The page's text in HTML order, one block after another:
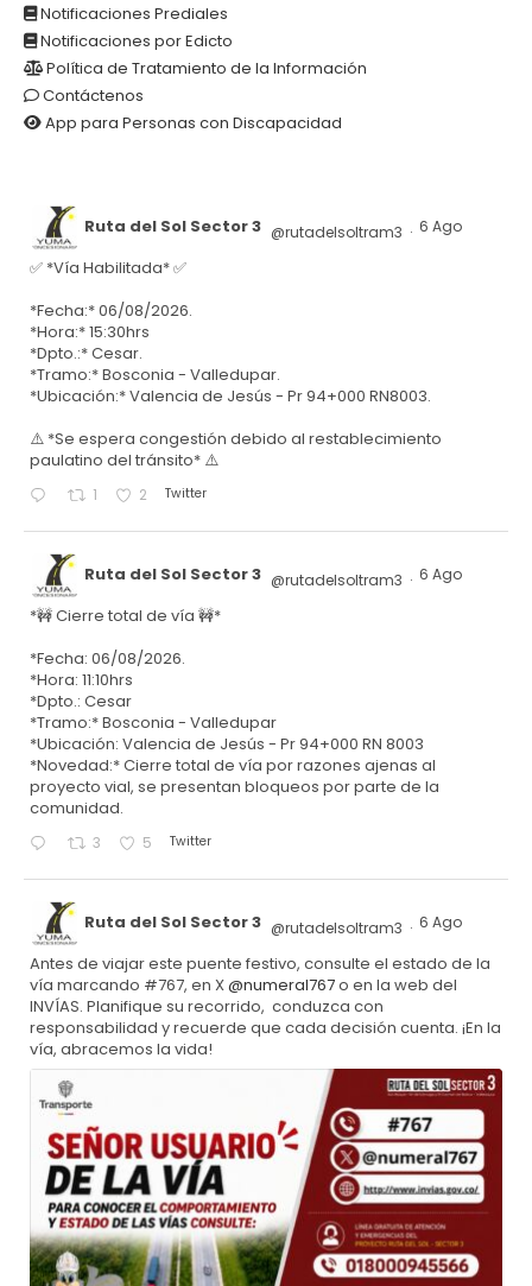
Notificaciones Prediales
Notificaciones por Edicto
Política de Tratamiento de la Información
Contáctenos
App para Personas con Discapacidad
Ruta del Sol Sector 3 @rutadelsoltram3 · 6 Ago
✅ *Vía Habilitada* ✅
*Fecha:* 06/08/2026.
*Hora:* 15:30hrs
*Dpto.:* Cesar.
*Tramo:* Bosconia - Valledupar.
*Ubicación:* Valencia de Jesús - Pr 94+000 RN8003.
⚠️ *Se espera congestión debido al restablecimiento
paulatino del tránsito* ⚠️
1 2 Twitter
Ruta del Sol Sector 3 @rutadelsoltram3 · 6 Ago
*🚧 Cierre total de vía 🚧*
*Fecha: 06/08/2026.
*Hora: 11:10hrs
*Dpto.: Cesar
*Tramo:* Bosconia - Valledupar
*Ubicación: Valencia de Jesús - Pr 94+000 RN 8003
*Novedad:* Cierre total de vía por razones ajenas al
proyecto vial, se presentan bloqueos por parte de la
comunidad.
3 5 Twitter
Ruta del Sol Sector 3 @rutadelsoltram3 · 6 Ago
Antes de viajar este puente festivo, consulte el estado de la
vía marcando #767, en X@numeral767o en la web del
INVÍAS. Planifique su recorrido, conduzca con
responsabilidad y recuerde que cada decisión cuenta. ¡En la
vía, abracemos la vida!